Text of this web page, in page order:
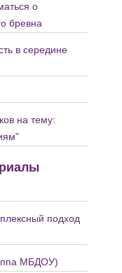
о
бревна
в середине
на тему:
подход
МБДОУ)